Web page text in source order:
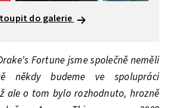
do galerie
Fortune jsme společně neměli
někdy budeme ve spolupráci
ale o tom bylo rozhodnuto, hrozně